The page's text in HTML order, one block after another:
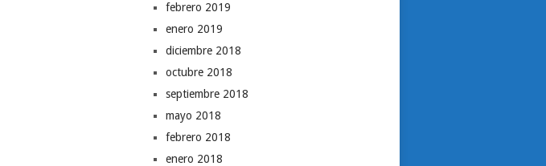
febrero 2019
enero 2019
diciembre 2018
octubre 2018
septiembre 2018
mayo 2018
febrero 2018
enero 2018